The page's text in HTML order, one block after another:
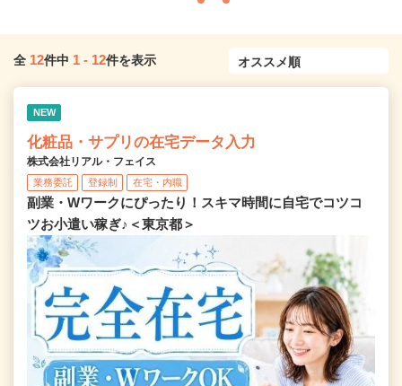
全 12件中 1 - 12件を表示
NEW
化粧品・サプリの在宅データ入力
株式会社リアル・フェイス
業務委託 登録制 在宅・内職
副業・Wワークにぴったり！スキマ時間に自宅でコツコ
ツお小遣い稼ぎ♪＜東京都＞